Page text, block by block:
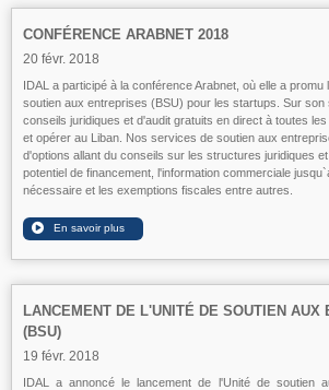
CONFÉRENCE ARABNET 2018
20 févr. 2018
IDAL a participé à la conférence Arabnet, où elle a
soutien aux entreprises (BSU) pour les startups. Sur son
conseils juridiques et d'audit gratuits en direct à toutes
et opérer au Liban. Nos services de soutien aux
d'options allant du conseils sur les structures juridiques
potentiel de financement, l'information commerciale
nécessaire et les exemptions fiscales entre autres.
LANCEMENT DE L'UNITÉ DE SOUTIEN AUX
(BSU)
19 févr. 2018
IDAL a annoncé le lancement de l'Unité de soutien